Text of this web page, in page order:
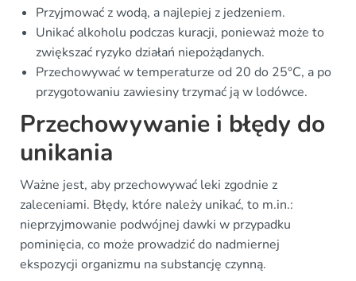
Przyjmować z wodą, a najlepiej z jedzeniem.
Unikać alkoholu podczas kuracji, ponieważ może to
zwiększać ryzyko działań niepożądanych.
Przechowywać w temperaturze od 20 do 25°C, a po
przygotowaniu zawiesiny trzymać ją w lodówce.
Przechowywanie i błędy do
unikania
Ważne jest, aby przechowywać leki zgodnie z
zaleceniami. Błędy, które należy unikać, to m.in.:
nieprzyjmowanie podwójnej dawki w przypadku
pominięcia, co może prowadzić do nadmiernej
ekspozycji organizmu na substancję czynną.